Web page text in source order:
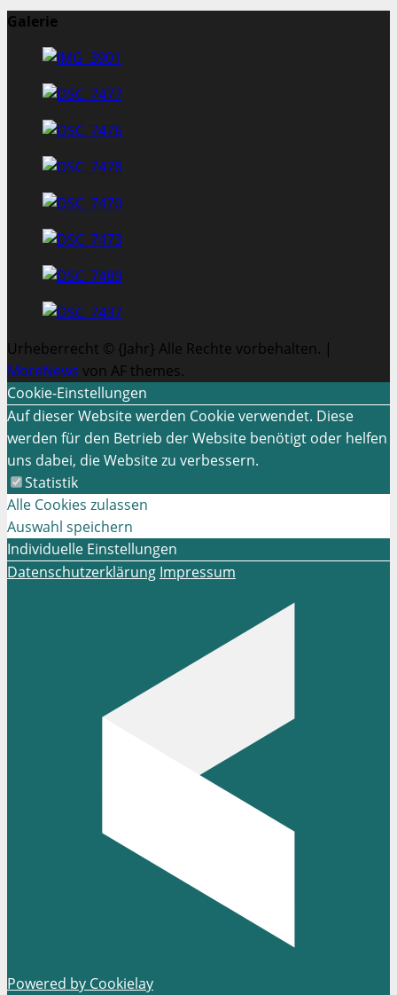
Galerie
Urheberrecht © {Jahr} Alle Rechte vorbehalten. |
MoreNews von AF themes.
Cookie-Einstellungen
Auf dieser Website werden Cookie verwendet. Diese
werden für den Betrieb der Website benötigt oder helfen
uns dabei, die Website zu verbessern.
Statistik
Alle Cookies zulassen
Auswahl speichern
Individuelle Einstellungen
Datenschutzerklärung Impressum
Powered by Cookielay